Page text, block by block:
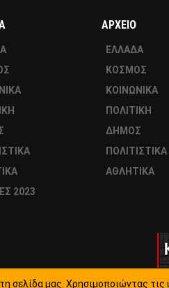
2023
ΑΡΧΕΙΟ
ΕΛΛΑΔΑ
ΚΟΣΜΟΣ
ΚΟΙΝΩΝΙΚΑ
ΠΟΛΙΤΙΚΗ
ΔΗΜΟΣ
ΠΟΛΙΤΙΣΤΙΚΑ
ΑΘΛΗΤΙΚΑ
σελίδα μας. Χρησιμοποιώντας